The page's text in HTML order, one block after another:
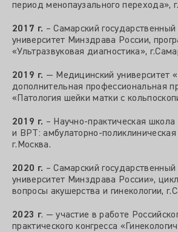
период менопаузального перехода»,
2017 г. – Самарский
университет Минздрава России,
«Ультразвуковая диагностика»,
2019 г. — Медицинский университет
дополнительная профессиональная
«Патология шейки матки с
2019 г. – Научно-практическая
и ВРТ: амбулаторно-
г.Москва.
2020 г. – Самарский
университет Минздрава России»,
вопросы акушерства и гинекологии,
2023 г. — участие в работе
практического конгресса